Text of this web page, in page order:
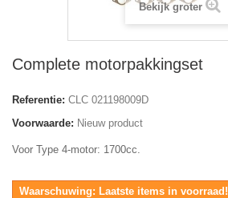
Bekijk groter
Complete motorpakkingset
Referentie: CLC 021198009D
Voorwaarde: Nieuw product
Voor Type 4-motor: 1700cc.
Waarschuwing: Laatste items in voorraad!